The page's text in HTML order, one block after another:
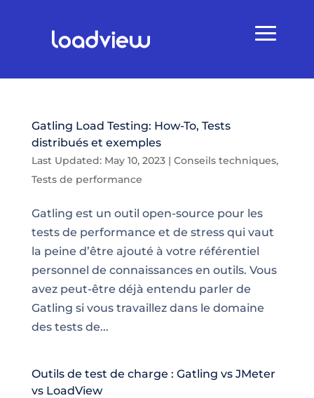
Gatling Load Testing: How-To, Tests
distribués et exemples
Last Updated: May 10, 2023| Conseils techniques,
Tests de performance
Gatling est un outil open-source pour les
tests de performance et de stress qui vaut
la peine d’être ajouté à votre référentiel
personnel de connaissances en outils. Vous
avez peut-être déjà entendu parler de
Gatling si vous travaillez dans le domaine
des tests de...
Outils de test de charge : Gatling vs JMeter
vs LoadView